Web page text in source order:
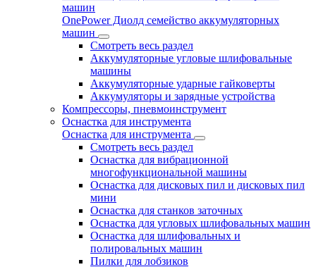
машин
OnePower Диолд семейство аккумуляторных
машин
Смотреть весь раздел
Аккумуляторные угловые шлифовальные
машины
Аккумуляторные ударные гайковерты
Аккумуляторы и зарядные устройства
Компрессоры, пневмоинструмент
Оснастка для инструмента
Оснастка для инструмента
Смотреть весь раздел
Оснастка для вибрационной
многофункциональной машины
Оснастка для дисковых пил и дисковых пил
мини
Оснастка для станков заточных
Оснастка для угловых шлифовальных машин
Оснастка для шлифовальных и
полировальных машин
Пилки для лобзиков